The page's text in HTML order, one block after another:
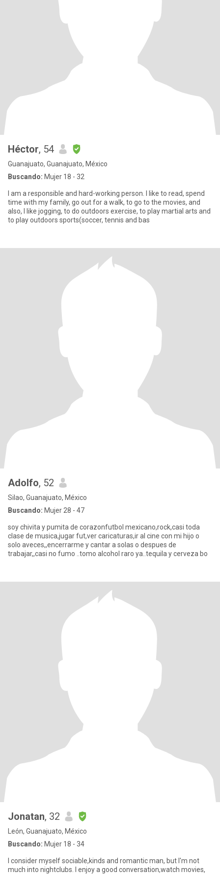
Héctor, 54
Guanajuato, Guanajuato, México
Buscando: Mujer 18 - 32
I am a responsible and hard-working person. I like to read, spend
time with my family, go out for a walk, to go to the movies, and
also, I like jogging, to do outdoors exercise, to play martial arts and
to play outdoors sports(soccer, tennis and bas
Adolfo, 52
Silao, Guanajuato, México
Buscando: Mujer 28 - 47
soy chivita y pumita de corazonfutbol mexicano,rock,casi toda
clase de musica,jugar fut,ver caricaturas,ir al cine con mi hijo o
solo aveces,,encerrarme y cantar a solas o despues de
trabajar,,casi no fumo ..tomo alcohol raro ya..tequila y cerveza bo
Jonatan, 32
León, Guanajuato, México
Buscando: Mujer 18 - 34
I consider myself sociable,kinds and romantic man, but I'm not
much into nightclubs. I enjoy a good conversation,watch movies,